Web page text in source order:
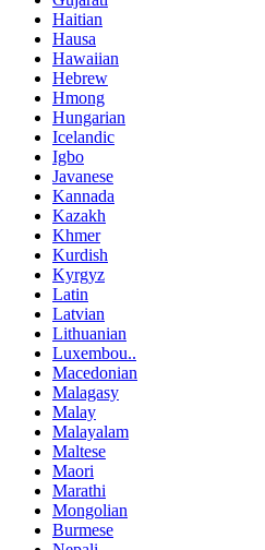
Haitian
Hausa
Hawaiian
Hebrew
Hmong
Hungarian
Icelandic
Igbo
Javanese
Kannada
Kazakh
Khmer
Kurdish
Kyrgyz
Latin
Latvian
Lithuanian
Luxembou..
Macedonian
Malagasy
Malay
Malayalam
Maltese
Maori
Marathi
Mongolian
Burmese